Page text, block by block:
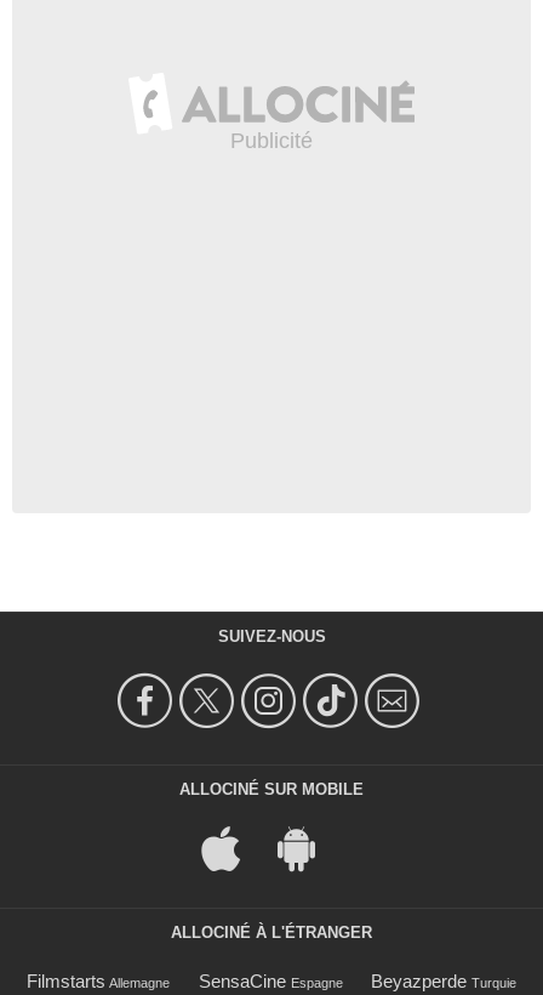
SUIVEZ-NOUS
ALLOCINÉ SUR MOBILE
ALLOCINÉ À L'ÉTRANGER
Filmstarts Allemagne SensaCine Espagne Beyazperde Turquie